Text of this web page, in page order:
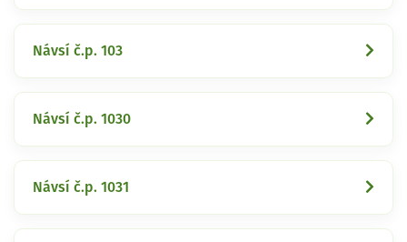
Návsí č.p. 103
Návsí č.p. 1030
Návsí č.p. 1031